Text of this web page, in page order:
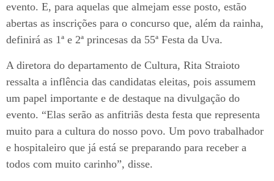
evento. E, para aquelas que almejam esse posto, estão
abertas as inscrições para o concurso que, além da rainha,
definirá as 1ª e 2ª princesas da 55ª Festa da Uva.
A diretora do departamento de Cultura, Rita Straioto
ressalta a inflência das candidatas eleitas, pois assumem
um papel importante e de destaque na divulgação do
evento. “Elas serão as anfitriãs desta festa que representa
muito para a cultura do nosso povo. Um povo trabalhador
e hospitaleiro que já está se preparando para receber a
todos com muito carinho”, disse.